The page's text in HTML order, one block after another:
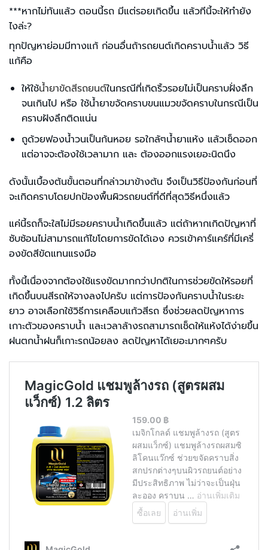
***หากไม่ทันแล้ว ตอนนี้รถ มีแต่รอยเกิดขึ้น แล้วทีนี้จะให้ทำยัง
ไงล่ะ?
ทุกปัญหาย่อมมีทางแก้ ก่อนอื่นถ้ารถยนต์เกิดคราบน้ำแล้ว วิธี
แก้คือ
ให้ใช้น้ำยาขัดสีรถยนต์ในกรณีที่เกิดริ้วรอยไม่เป็นคราบฝั่งลึก
จนเกินไป หรือ ใช้น้ำยาขจัดคราบขนแมวขจัดคราบในกรณีเป็น
คราบฝังลึกติดแน่น
ถูด้วยฟองน้ำวนเป็นก้นหอย รอใกล้ๆน้ำยาแห้ง แล้วเช็ดออก
แต่อาจจะต้องใช้เวลามาก และ ต้องออกแรงเยอะนิดนึง
ดังนั้นเบื้องต้นขั้นตอนที่กล่าวมาข้างต้น จึงเป็นวิธีป้องกันก่อนที่
จะเกิดคราบโดยปกป้องพื้นผิวรถยนต์ที่ดีที่สุดวิธีหนึ่งแล้ว
แค่นี้รถก็จะใสไม่มีรอยคราบน้ำเกิดขึ้นแล้ว แต่ถ้าหากเกิดปัญหาที่
ซับซ้อนไม่สามารถแก้ไขโดยการขัดได้เอง ควรเข้าคาร์แคร์ที่มีเครี่
องขัดสีขัดแทนแรงมือ
ทั้งนี้เนื่องจากต้องใช้แรงขัดมากกว่าปกติในการช่วยขัดให้รอยที่
เกิดขึ้นบนสีรถให้จางลงไปครับ แต่การป้องกันคราบน้ำในระยะ
ยาว อาจเลือกใช้วิธีการเคลือบแก้วสีรถ ซึ่งช่วยลดปัญหาการ
เกาะตัวของคราบน้ำ และเวลาล้างรถสามารถเช็ดให้แห้งได้ง่ายขึ้น
ฝนตกน้ำฝนก็เกาะรถน้อยลง ลดปัญหาได้เยอะมากๆครับ